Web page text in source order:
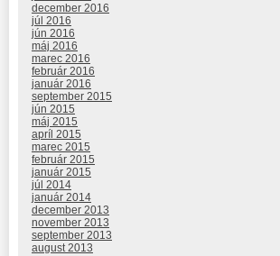
december 2016
júl 2016
jún 2016
máj 2016
marec 2016
február 2016
január 2016
september 2015
jún 2015
máj 2015
apríl 2015
marec 2015
február 2015
január 2015
júl 2014
január 2014
december 2013
november 2013
september 2013
august 2013